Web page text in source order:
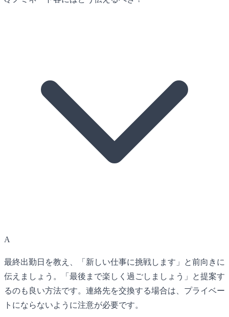
A
最終出勤日を教え、「新しい仕事に挑戦します」と前向きに
伝えましょう。「最後まで楽しく過ごしましょう」と提案す
るのも良い方法です。連絡先を交換する場合は、プライベー
トにならないように注意が必要です。